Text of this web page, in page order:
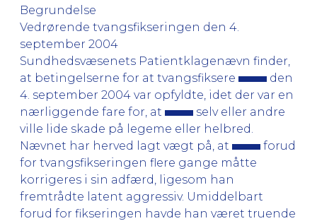
Begrundelse
Vedrørende tvangsfikseringen den 4.
september 2004
Sundhedsvæsenets Patientklagenævn finder,
at betingelserne for at tvangsfiksere
den
4. september 2004 var opfyldte, idet der var en
nærliggende fare for, at
selv eller andre
ville lide skade på legeme eller helbred.
Nævnet har herved lagt vægt på, at
forud
for tvangsfikseringen flere gange måtte
korrigeres i sin adfærd, ligesom han
fremtrådte latent aggressiv. Umiddelbart
forud for fikseringen havde han været truende